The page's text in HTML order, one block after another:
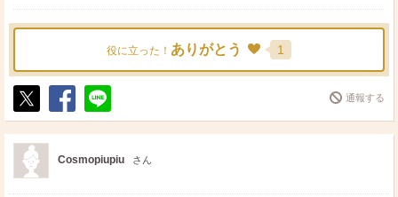
役に立った！ ありがとう 1
ポ
ス
ト
シ
ェ
送
る
通報する
Cosmopiupiu さん